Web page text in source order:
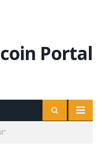
Portal